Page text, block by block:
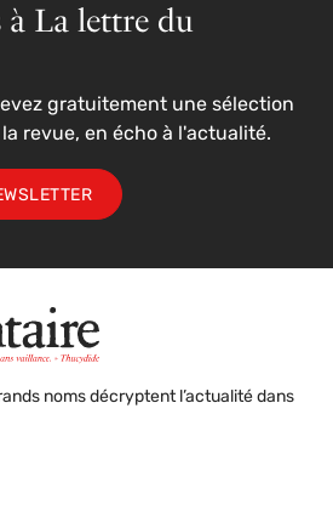
à La lettre du
gratuitement une sélection
revue, en écho à l'actualité.
noms décryptent l’actualité dans